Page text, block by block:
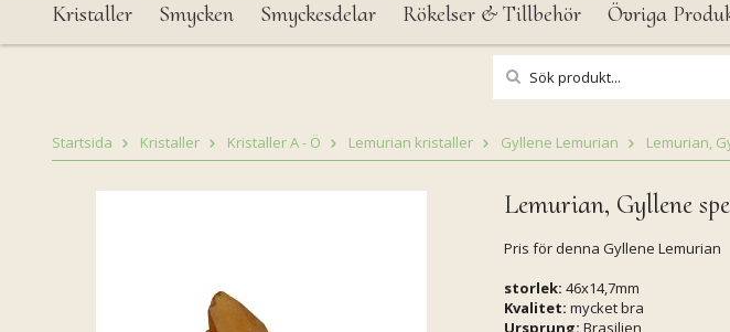
Kristaller Smycken Smyckesdelar Rökelser & Tillbehör Övriga
Startsida Kristaller Kristaller A - Ö Lemurian kristaller Gyllene Lemurian Lemurian,
Lemurian, Gyllene
Pris för denna Gyllene Lemurian
storlek: 46x14,7mm
Kvalitet: mycket bra
Ursprung: Brasilien